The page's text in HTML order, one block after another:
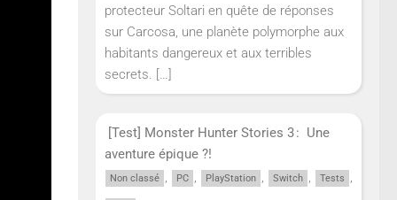
protecteur Soltari en quête de réponses
sur Carcosa, une planète polymorphe aux
habitants dangereux et aux terribles
secrets. […]
[Test] Monster Hunter Stories 3 : Une
aventure épique ?!
Non classé , PC , PlayStation , Switch , Tests ,